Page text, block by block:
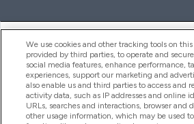
ヘルプ＆ガイド
商品について
We use cookies and other tracking tools on
provided by third parties, to operate and
social media features, enhance performance,
experiences, support our marketing and
also enable us and third parties to access and
activity data, such as IP addresses and online
URLs, searches and interactions, browser and
other usage information, which may be used